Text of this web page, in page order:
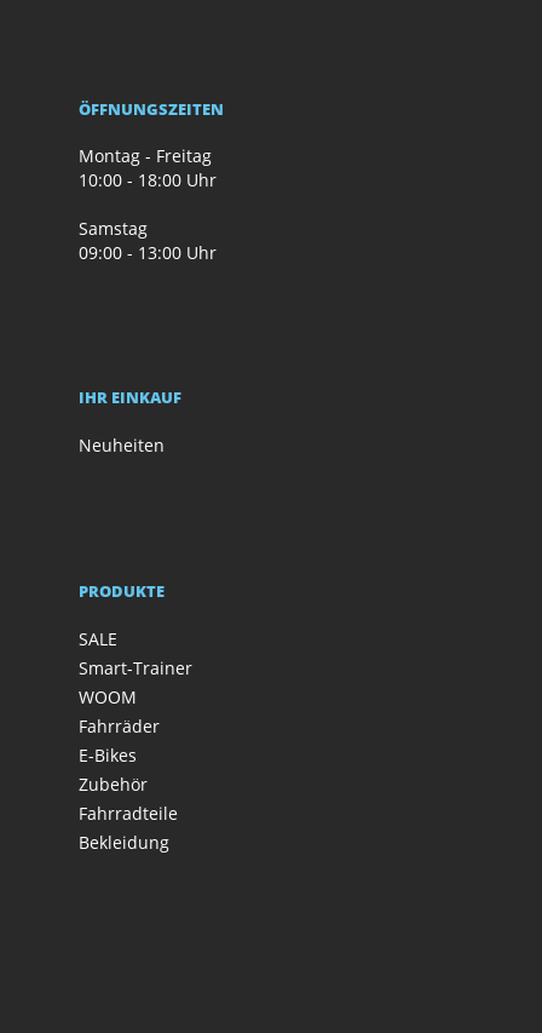
ÖFFNUNGSZEITEN
Montag - Freitag
10:00 - 18:00 Uhr
Samstag
09:00 - 13:00 Uhr
IHR EINKAUF
Neuheiten
PRODUKTE
SALE
Smart-Trainer
WOOM
Fahrräder
E-Bikes
Zubehör
Fahrradteile
Bekleidung